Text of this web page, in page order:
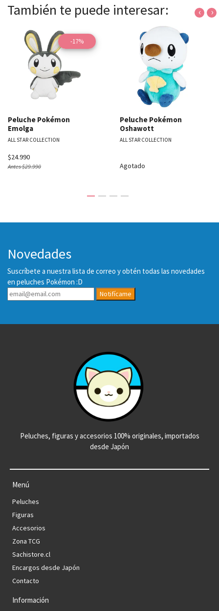
También te puede interesar:
-17%
Peluche Pokémon
Emolga
ALL STAR COLLECTION
$24.990
Antes$29.990
Peluche Pokémon
Oshawott
ALL STAR COLLECTION
Agotado
‹ ›
Novedades
Suscríbete a nuestra lista de correo y obtén todas las novedades
en peluches Pokémon :D
Notifícame
Peluches, figuras y accesorios 100% originales, importados
desde Japón
Menú
Peluches
Figuras
Accesorios
Zona TCG
Sachistore.cl
Encargos desde Japón
Contacto
Información